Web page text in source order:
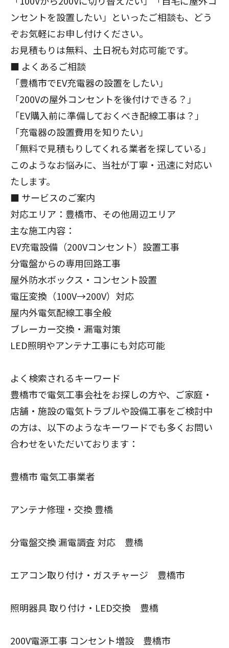
ンセントを設置したい」といったご相談も、どう
ぞお気軽にお申し付けください。
お見積もりは無料、土日祝も対応可能です。
■ よくあるご相談
「豊橋市でEV充電器の設置をしたい」
「200Vの屋外コンセントを後付けできる？」
「EV購入前に準備しておくべき配線工事は？」
「充電器の設置費用を知りたい」
「無料で見積もりしてくれる業者を探している」
このようなお悩みに、当社が丁寧・迅速に対応い
たします。
■ サービスのご案内
対応エリア： 豊橋市、その他周辺エリア
主な施工内容：
EV充電設備（200Vコンセント）設置工事
分電盤からの専用回路工事
屋外防水ボックス・コンセント設置
電圧変換（100V→200V）対応
屋内外電気配線工事全般
ブレーカー交換・漏電対策
LED照明やアンテナ工事にも対応可能
よく検索されるキーワード
豊橋市で電気工事会社をお探しの方や、ご家庭・
店舗・施設の電気トラブルや設備工事をご検討中
の方は、以下のようなキーワードでも多くお問い
合わせをいただいております：
豊橋市 電気工事業者
アンテナ修理・交換 豊橋
分電盤交換 漏電調査 対応 豊橋
エアコン取り付け・ガスチャージ 豊橋市
照明器具 取り付け・LED交換 豊橋
200V電源工事 コンセント増設 豊橋市